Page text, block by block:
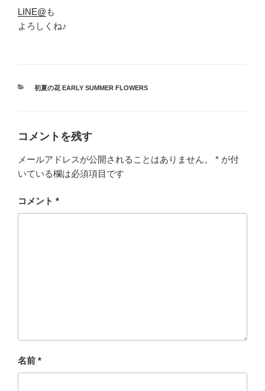
LINE@ も
よろしくね♪
カ
初夏の花 EARLY SUMMER FLOWERS
コメントを残す
メールアドレスが公開されることはありません。 * が付
いている欄は必須項目です
コメント *
名前 *